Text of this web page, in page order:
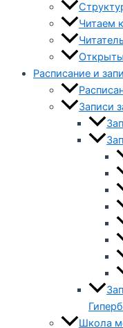
Читаем
Расписание и
Записи
Школа